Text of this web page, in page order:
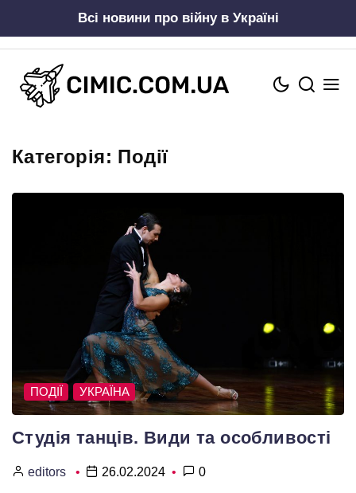
to
Всі новини про війну в Україні
Категорія: Події
ПОДІЇ УКРАЇНА
Студія танців. Види та особливості
editors 26.02.2024 0